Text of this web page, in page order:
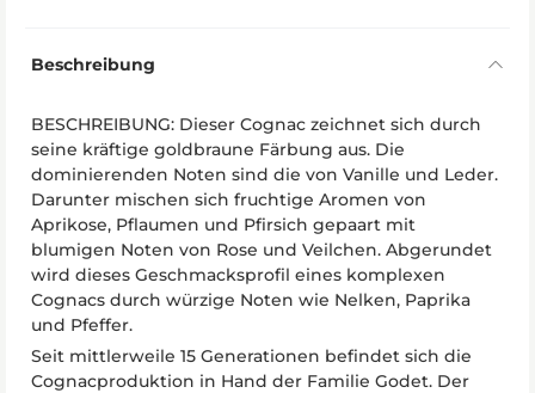
Beschreibung
BESCHREIBUNG: Dieser Cognac zeichnet sich durch
seine kräftige goldbraune Färbung aus. Die
dominierenden Noten sind die von Vanille und Leder.
Darunter mischen sich fruchtige Aromen von
Aprikose, Pflaumen und Pfirsich gepaart mit
blumigen Noten von Rose und Veilchen. Abgerundet
wird dieses Geschmacksprofil eines komplexen
Cognacs durch würzige Noten wie Nelken, Paprika
und Pfeffer.
Seit mittlerweile 15 Generationen befindet sich die
Cognacproduktion in Hand der Familie Godet. Der